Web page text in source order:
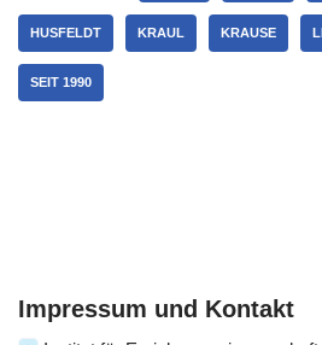
HUSFELDT KRAUL KRAUSE
SEIT 1990
Impressum und Kontakt